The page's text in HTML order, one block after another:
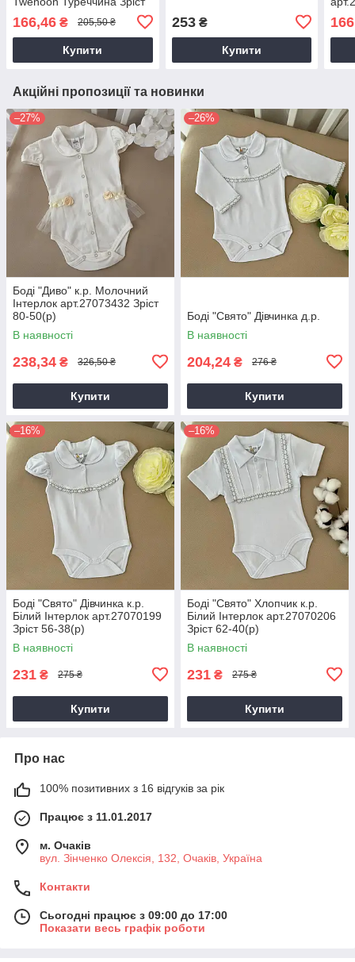
166,46 ₴ 205,50 ₴
Купити
253₴
Купити
Акційні пропозиції та новинки
–27%
Боді "Диво" к.р. Молочний
Інтерлок арт.27073432 Зріст
80-50(р)
В наявності
238,34 ₴ 326,50 ₴
Купити
–26%
Боді "Свято" Дівчинка д.р.
В наявності
204,24 ₴ 276 ₴
Купити
–16%
Боді "Свято" Дівчинка к.р.
Білий Інтерлок арт.27070199
Зріст 56-38(р)
В наявності
231 ₴ 275 ₴
Купити
–16%
Боді "Свято" Хлопчик к.р.
Білий Інтерлок арт.27070206
Зріст 62-40(р)
В наявності
231 ₴ 275 ₴
Купити
Про нас
100% позитивних з 16 відгуків за рік
Працює з 11.01.2017
м. Очаків
вул. Зінченко Олексія, 132, Очаків, Україна
Контакти
Сьогодні працює з 09:00 до 17:00
Показати весь графік роботи